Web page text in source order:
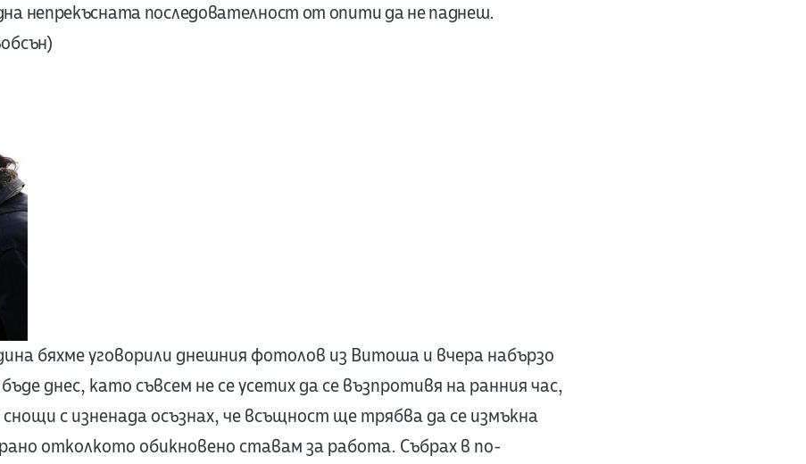
непрекъсната последователност от опити да не паднеш.
бяхме уговорили днешния фотолов из Витоша и вчера набързо
днес, като съвсем не се усетих да се възпротивя на ранния час,
с изненада осъзнах, че всъщност ще трябва да се измъкна
отколкото обикновено ставам за работа. Събрах в по-